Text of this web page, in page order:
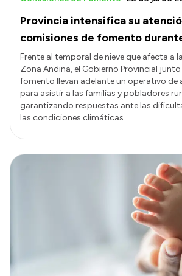
Consulta de pago a proveedores
Convocatorias
Intranet
Login
Provincia intensifica su
comisiones de fomento
Frente al temporal de nieve que afecta a
Zona Andina, el Gobierno Provincial
fomento llevan adelante un operativo
para asistir a las familias y pobladores
garantizando respuestas ante las
las condiciones climáticas.